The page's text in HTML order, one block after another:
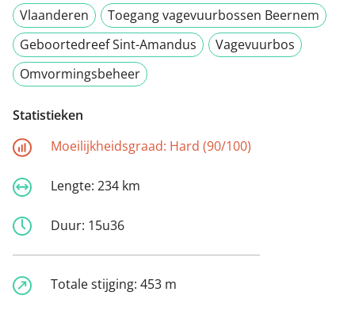
Vlaanderen
Toegang vagevuurbossen Beernem
Geboortedreef Sint-Amandus
Vagevuurbos
Omvormingsbeheer
Statistieken
Moeilijkheidsgraad: Hard (90/100)
Lengte: 234 km
Duur: 15u36
Totale stijging: 453 m